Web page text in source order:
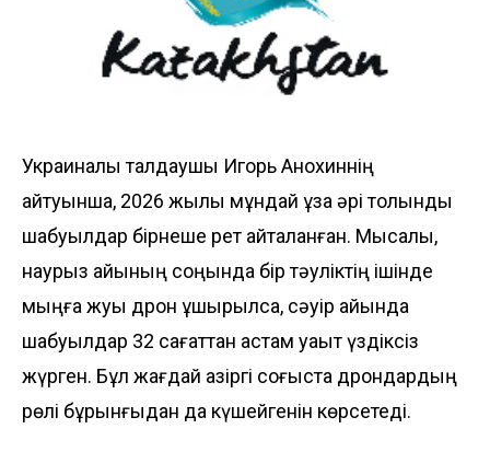
Украиналық талдаушы Игорь Анохиннің
айтуынша, 2026 жылы мұндай ұзақ әрі толқынды
шабуылдар бірнеше рет қайталанған. Мысалы,
наурыз айының соңында бір тәуліктің ішінде
мыңға жуық дрон ұшырылса, сәуір айында
шабуылдар 32 сағаттан астам уақыт үздіксіз
жүрген. Бұл жағдай қазіргі соғыста дрондардың
рөлі бұрынғыдан да күшейгенін көрсетеді.